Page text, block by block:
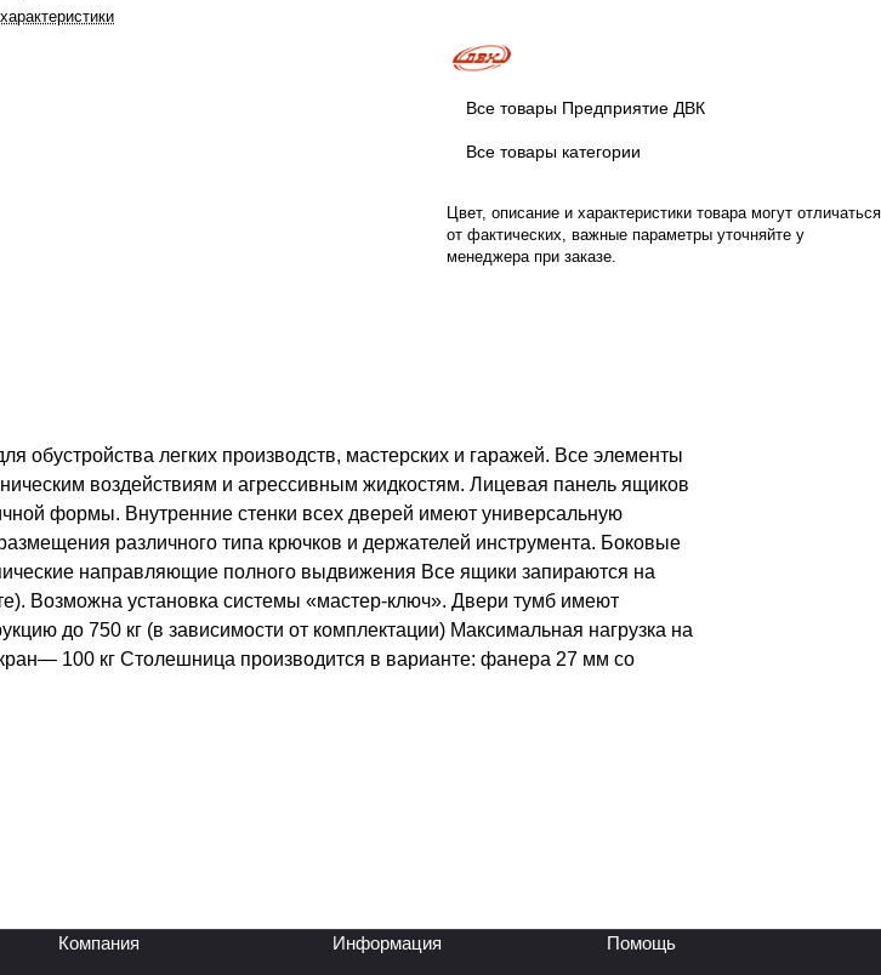
Все товары Предприятие ДВК
Все товары категории
Цвет, описание и характеристики товара могут отличаться
от фактических, важные параметры уточняйте у
менеджера при заказе.
обустройства легких производств, мастерских и гаражей. Все элементы
воздействиям и агрессивным жидкостям. Лицевая панель ящиков
формы. Внутренние стенки всех дверей имеют универсальную
различного типа крючков и держателей инструмента. Боковые
направляющие полного выдвижения Все ящики запираются на
Возможна установка системы «мастер-ключ». Двери тумб имеют
до 750 кг (в зависимости от комплектации) Максимальная нагрузка на
100 кг Столешница производится в варианте: фанера 27 мм со
Компания Информация Помощь